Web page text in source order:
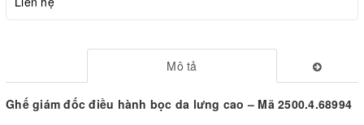
Mô tả
Ghế giám đốc điều hành bọc da lưng cao – Mã 2500.4.68994